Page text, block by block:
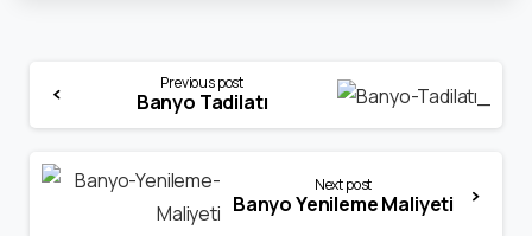
Continue
Reading
Previous post
Banyo Tadilatı
Next post
Banyo Yenileme Maliyeti